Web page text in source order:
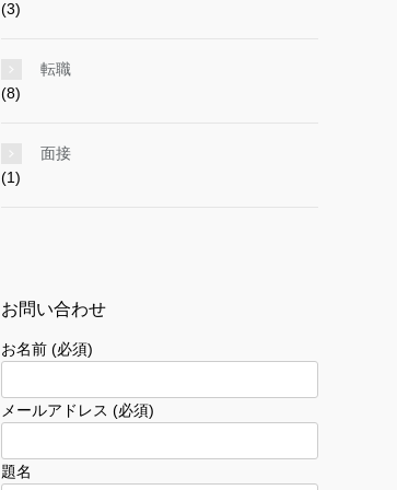
(3)
転職
(8)
面接
(1)
お問い合わせ
お名前 (必須)
メールアドレス (必須)
題名